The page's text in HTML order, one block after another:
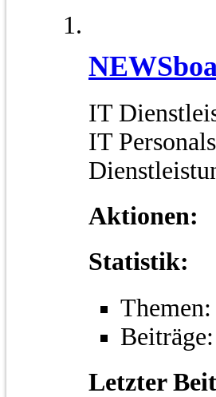
IT
IT
Aktionen:
Statistik:
Letzter